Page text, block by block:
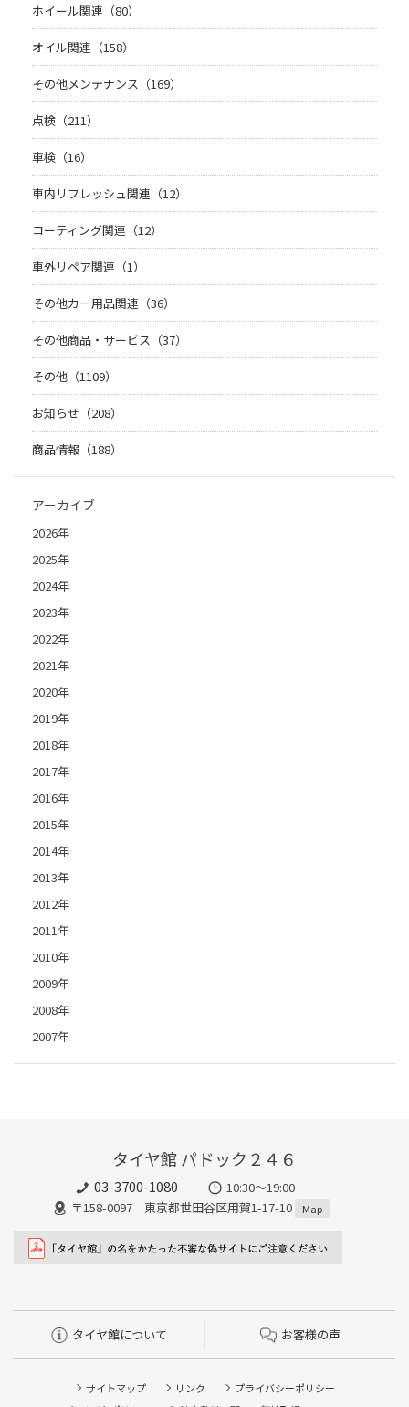
ホイール関連（80）
オイル関連（158）
その他メンテナンス（169）
点検（211）
車検（16）
車内リフレッシュ関連（12）
コーティング関連（12）
車外リペア関連（1）
その他カー用品関連（36）
その他商品・サービス（37）
その他（1109）
お知らせ（208）
商品情報（188）
アーカイブ
2026年
2025年
2024年
2023年
2022年
2021年
2020年
2019年
2018年
2017年
2016年
2015年
2014年
2013年
2012年
2011年
2010年
2009年
2008年
2007年
タイヤ館 パドック２４６
03-3700-1080
10:30～19:00
〒158-0097 東京都世田谷区用賀1-17-10
Map
タイヤ館について お客様の声
サイトマップ リンク
プライバシーポリシー